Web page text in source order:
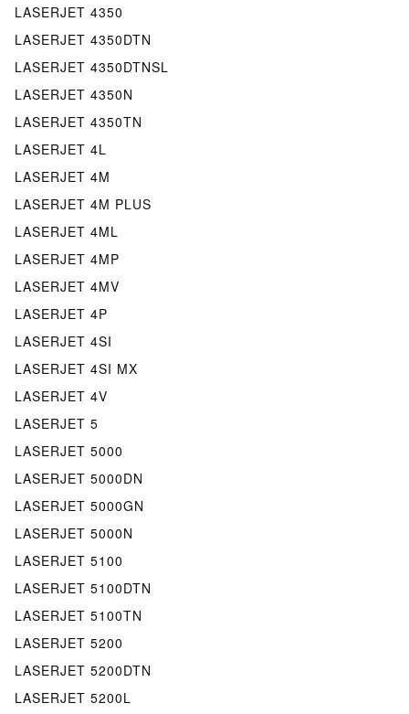
LASERJET 4350
LASERJET 4350DTN
LASERJET 4350DTNSL
LASERJET 4350N
LASERJET 4350TN
LASERJET 4L
LASERJET 4M
LASERJET 4M PLUS
LASERJET 4ML
LASERJET 4MP
LASERJET 4MV
LASERJET 4P
LASERJET 4SI
LASERJET 4SI MX
LASERJET 4V
LASERJET 5
LASERJET 5000
LASERJET 5000DN
LASERJET 5000GN
LASERJET 5000N
LASERJET 5100
LASERJET 5100DTN
LASERJET 5100TN
LASERJET 5200
LASERJET 5200DTN
LASERJET 5200L